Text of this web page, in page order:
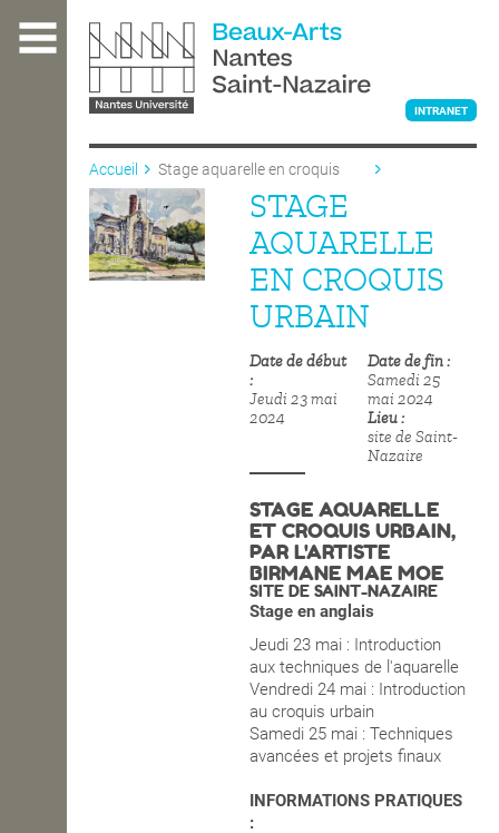
contenu
L'ÉCOLE
INTRANET
Accueil
Stage aquarelle en croquis
urbain
STAGE
AQUARELLE
EN CROQUIS
URBAIN
Date de début
Jeudi 23 mai
2024
Date de fin
Samedi 25
mai 2024
Lieu
site de Saint-
Nazaire
STAGE AQUARELLE
ET CROQUIS URBAIN,
PAR L'ARTISTE
BIRMANE MAE MOE
SITE DE SAINT-NAZAIRE
Stage en anglais
Jeudi 23 mai : Introduction
aux techniques de l'aquarelle
Vendredi 24 mai : Introduction
au croquis urbain
Samedi 25 mai : Techniques
avancées et projets finaux
INFORMATIONS PRATIQUES
: